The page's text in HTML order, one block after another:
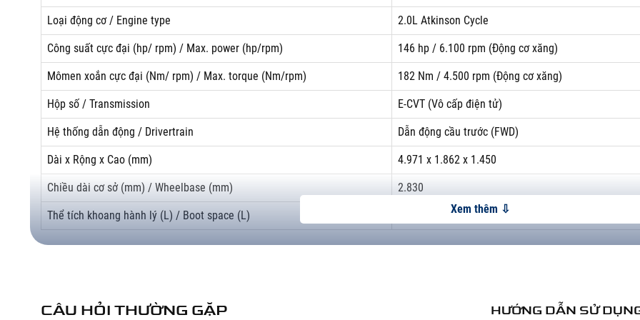
Hàng ghế sau êm ái tích hợp tựa tay thuận tiện
Loại động cơ / Engine type 2.0L Atkinson Cycle
Công suất cực đại (hp/ rpm) / Max. power (hp/rpm) 146 hp / 6.100 rpm (Động cơ xăng)
Mômen xoắn cực đại (Nm/ rpm) / Max. torque (Nm/rpm) 182 Nm / 4.500 rpm (Động cơ xăng)
Hộp số / Transmission E-CVT (Vô cấp điện tử)
Hệ thống dẫn động / Drivertrain Dẫn động cầu trước (FWD)
Dài x Rộng x Cao (mm) 4.971 x 1.862 x 1.450
Chiều dài cơ sở (mm) / Wheelbase (mm) 2.830
Thể tích khoang hành lý (L) / Boot space (L)
CÂU HỎI THƯỜNG GẶP HƯỚNG DẪN SỬ